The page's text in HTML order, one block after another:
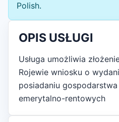
Polish.
OPIS USŁUGI
Usługa umożliwia
Rojewie wniosku o
posiadaniu
emerytalno-rentowych